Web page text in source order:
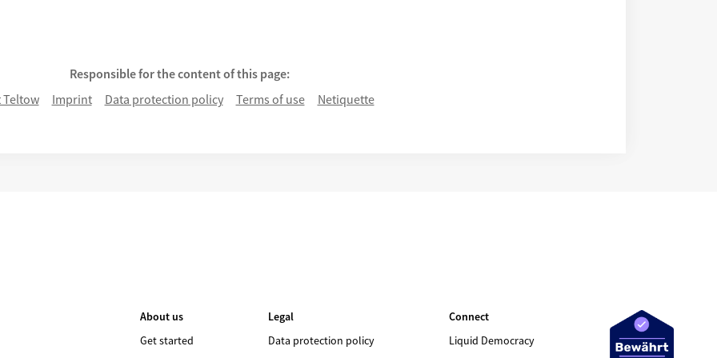
Responsible for the content of this page:
Teltow
Imprint Data protection policy Terms of use Netiquette
About us
Get started
Legal
Data protection policy
Connect
Liquid Democracy